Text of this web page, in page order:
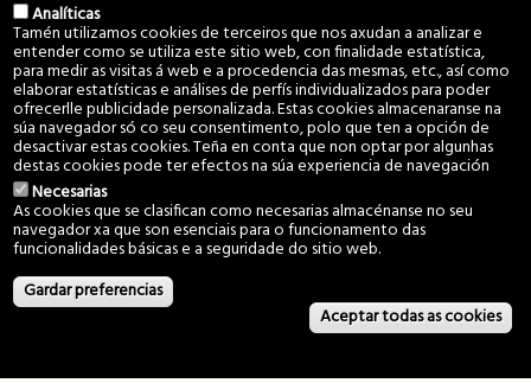
Localización
Comunidade de Montes Veciñais en Man Común de Vincios
Piñeiro 22, Vincios
36316 Gondomar
(Pontevedra)
Datos de contacto
(+34) 986 469 692
666 029 280
607 060 949
Analíticas
Tamén utilizamos cookies de terceiros que nos axudan a analizar e
entender como se utiliza este sitio web, con finalidade estatística,
para medir as visitas á web e a procedencia das mesmas, etc., así como
elaborar estatísticas e análises de perfís individualizados para poder
ofrecerlle publicidade personalizada. Estas cookies almacenaranse na
súa navegador só co seu consentimento, polo que ten a opción de
desactivar estas cookies. Teña en conta que non optar por algunhas
destas cookies pode ter efectos na súa experiencia de navegación
Necesarias
As cookies que se clasifican como necesarias almacénanse no seu
navegador xa que son esenciais para o funcionamento das
funcionalidades básicas e a seguridade do sitio web.
Gardar preferencias
Aceptar todas as cookies